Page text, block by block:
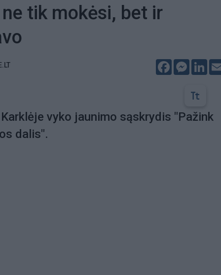
tik mokėsi, bet ir
Facebook
vyko jaunimo sąskrydis "Pažink
dalis".